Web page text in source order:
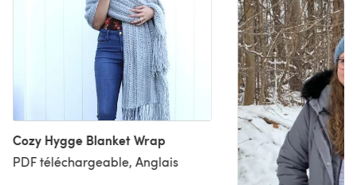
Cozy Hygge Blanket Wrap
PDF téléchargeable, Anglais